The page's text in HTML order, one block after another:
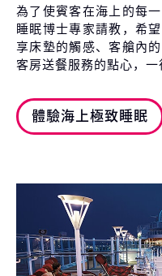
為了使賓客在海上的每
睡眠博士專家請教，希
享床墊的觸感、客艙內
客房送餐服務的點心，一
體驗海上極致睡眠